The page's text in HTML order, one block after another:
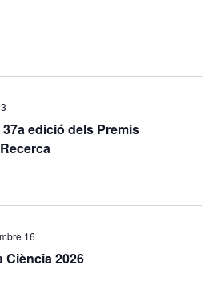
edició dels Premis
16
Ciència 2026